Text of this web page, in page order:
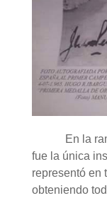
En la
fue la única
representó en
obteniendo